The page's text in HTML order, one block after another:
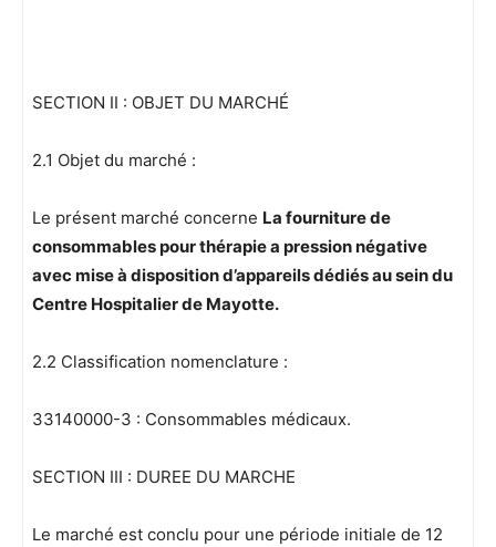
SECTION II : OBJET DU MARCHÉ
2.1 Objet du marché :
Le présent marché concerne La fourniture de
consommables pour thérapie a pression négative
avec mise à disposition d’appareils dédiés au sein du
Centre Hospitalier de Mayotte.
2.2 Classification nomenclature :
33140000-3 : Consommables médicaux.
SECTION III : DUREE DU MARCHE
Le marché est conclu pour une période initiale de 12